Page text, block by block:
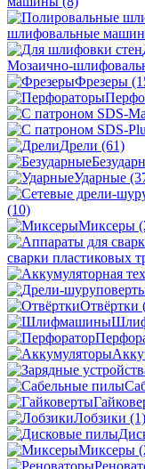
шлифовальные
Мозаично-
Фрезеры
Дрели (61)
Ударные
(10)
Миксеры
сварки пластиковых
Отвёртки
Лобзики (1)
Миксеры